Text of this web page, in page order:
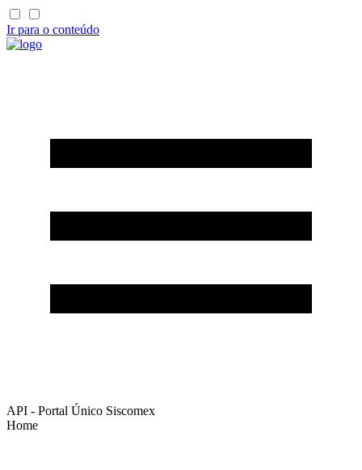
Ir para o conteúdo
API - Portal Único Siscomex
Home